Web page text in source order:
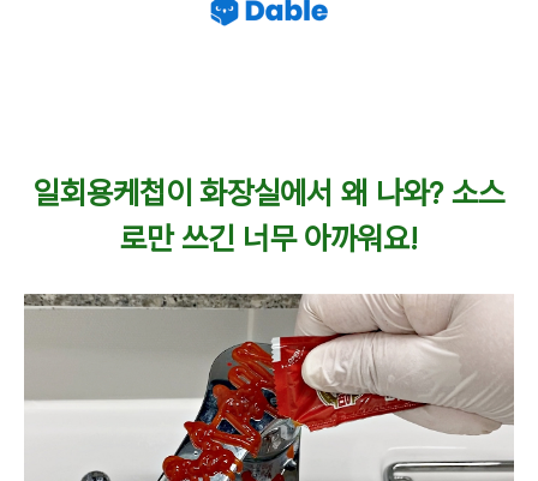
일회용케첩이 화장실에서 왜 나와? 소스
로만 쓰긴 너무 아까워요!